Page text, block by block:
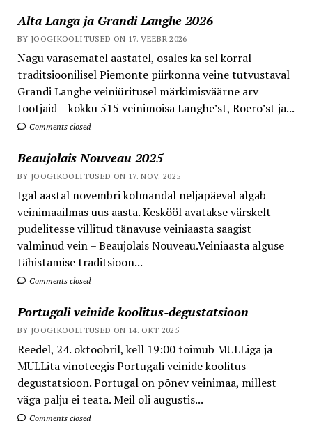
Alta Langa ja Grandi Langhe 2026
BY JOOGIKOOLITUSED ON 17. VEEBR 2026
Nagu varasematel aastatel, osales ka sel korral
traditsioonilisel Piemonte piirkonna veine tutvustaval
Grandi Langhe veiniüritusel märkimisväärne arv
tootjaid – kokku 515 veinimõisa Langhe’st, Roero’st ja...
Comments closed
Beaujolais Nouveau 2025
BY JOOGIKOOLITUSED ON 17. NOV. 2025
Igal aastal novembri kolmandal neljapäeval algab
veinimaailmas uus aasta. Keskööl avatakse värskelt
pudelitesse villitud tänavuse veiniaasta saagist
valminud vein – Beaujolais Nouveau.Veiniaasta alguse
tähistamise traditsioon...
Comments closed
Portugali veinide koolitus-degustatsioon
BY JOOGIKOOLITUSED ON 14. OKT 2025
Reedel, 24. oktoobril, kell 19:00 toimub MULLiga ja
MULLita vinoteegis Portugali veinide koolitus-
degustatsioon. Portugal on põnev veinimaa, millest
väga palju ei teata. Meil oli augustis...
Comments closed